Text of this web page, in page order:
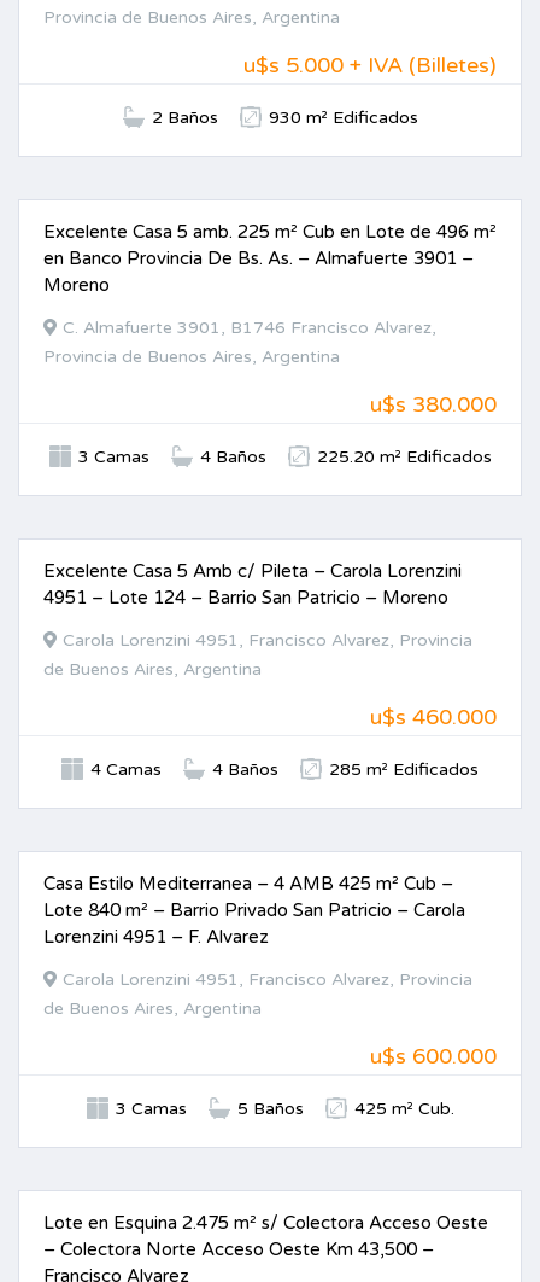
Provincia de Buenos Aires, Argentina
u$s 5.000 + IVA (Billetes)
2 Baños 930 m² Edificados
Excelente Casa 5 amb. 225 m² Cub en Lote de 496 m²
en Banco Provincia De Bs. As. – Almafuerte 3901 –
Moreno
C. Almafuerte 3901, B1746 Francisco Alvarez,
Provincia de Buenos Aires, Argentina
u$s 380.000
3 Camas 4 Baños 225.20 m² Edificados
Excelente Casa 5 Amb c/ Pileta – Carola Lorenzini
4951 – Lote 124 – Barrio San Patricio – Moreno
Carola Lorenzini 4951, Francisco Alvarez, Provincia
de Buenos Aires, Argentina
u$s 460.000
4 Camas 4 Baños 285 m² Edificados
Casa Estilo Mediterranea – 4 AMB 425 m² Cub –
Lote 840 m² – Barrio Privado San Patricio – Carola
Lorenzini 4951 – F. Alvarez
Carola Lorenzini 4951, Francisco Alvarez, Provincia
de Buenos Aires, Argentina
u$s 600.000
3 Camas 5 Baños 425 m² Cub.
Lote en Esquina 2.475 m² s/ Colectora Acceso Oeste
– Colectora Norte Acceso Oeste Km 43,500 –
Francisco Alvarez